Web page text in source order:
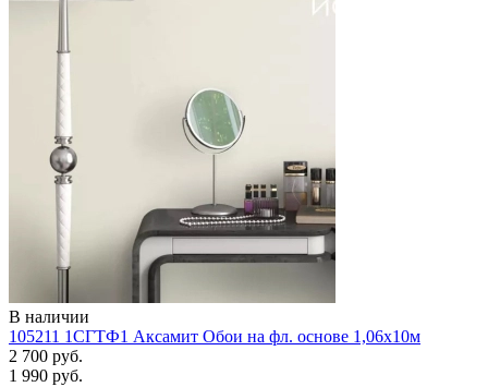
В наличии
105211 1СГТФ1 Аксамит Обои на фл. основе 1,06х10м
2 700 руб.
1 990 руб.